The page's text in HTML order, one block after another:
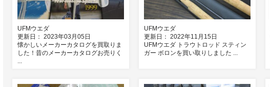
UFMウエダ
更新日： 2023年03月05日
懐かしいメーカーカタログを買取りま
した！昔のメーカーカタログお売りく
...
UFMウエダ
更新日： 2022年11月15日
UFMウエダ トラウトロッド スティン
ガー ボロンを買い取りしました ...